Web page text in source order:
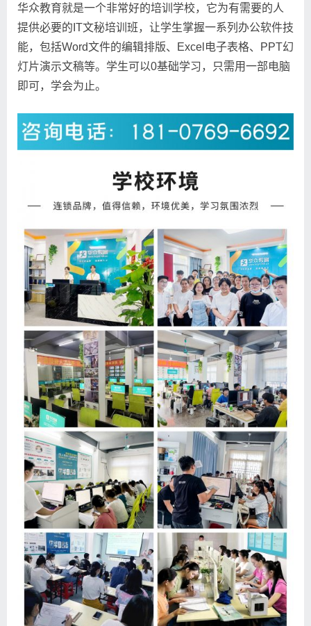
华众教育就是一个非常好的培训学校，它为有需要的人
提供必要的IT文秘培训班，让学生掌握一系列办公软件技
能，包括Word文件的编辑排版、Excel电子表格、PPT幻
灯片演示文稿等。学生可以0基础学习，只需用一部电脑
即可，学会为止。